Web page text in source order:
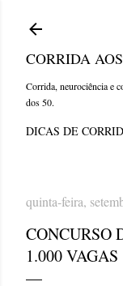
CORRIDA
Corrida, neurociência e
dos 50.
DICAS DE
quinta-feira,
CONCURSO
1.000 VAGAS